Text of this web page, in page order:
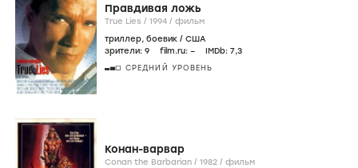
Правдивая ложь
True Lies / 1994 / фильм
триллер, боевик / США
зрители: 9 film.ru: – IMDb: 7,3
СРЕДНИЙ УРОВЕНЬ
Конан-варвар
Conan the Barbarian / 1982 / фильм